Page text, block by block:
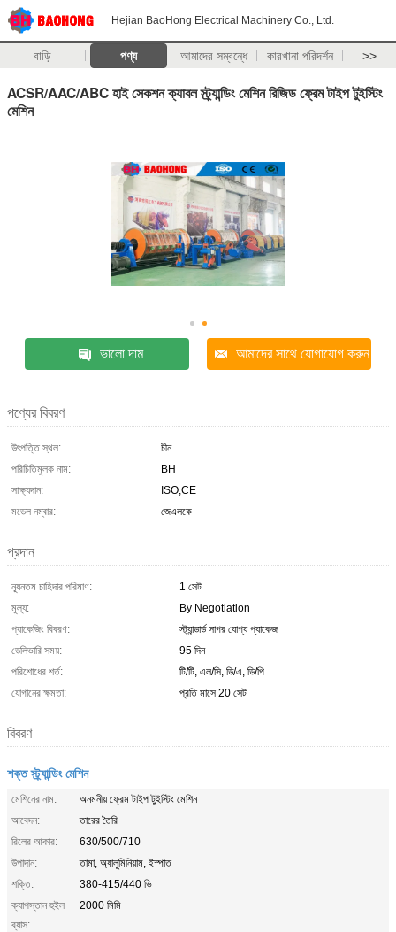
Hejian BaoHong Electrical Machinery Co., Ltd.
বাড়ি পণ্য আমাদের সম্বন্ধে কারখানা পরিদর্শন >>
ACSR/AAC/ABC হাই সেকশন ক্যাবল স্ট্র্যান্ডিং মেশিন রিজিড ফ্রেম টাইপ টুইস্টিং
মেশিন
ভালো দাম আমাদের সাথে যোগাযোগ করুন
পণ্যের বিবরণ
উৎপত্তি স্থল:
চীন
পরিচিতিমুলক নাম:
BH
সাক্ষ্যদান:
ISO,CE
মডেল নম্বার:
জেএলকে
প্রদান
ন্যূনতম চাহিদার পরিমাণ:
1 সেট
মূল্য:
By Negotiation
প্যাকেজিং বিবরণ:
স্ট্যান্ডার্ড সাগর যোগ্য প্যাকেজ
ডেলিভারি সময়:
95 দিন
পরিশোধের শর্ত:
টি/টি, এল/সি, ডি/এ, ডি/পি
যোগানের ক্ষমতা:
প্রতি মাসে 20 সেট
বিবরণ
শক্ত স্ট্র্যান্ডিং মেশিন
মেশিনের নাম:
অনমনীয় ফ্রেম টাইপ টুইস্টিং মেশিন
আবেদন:
তারের তৈরি
রিলের আকার:
630/500/710
উপাদান:
তামা, অ্যালুমিনিয়াম, ইস্পাত
শক্তি:
380-415/440 ভি
ক্যাপস্তান হুইল
ব্যাস:
2000 মিমি